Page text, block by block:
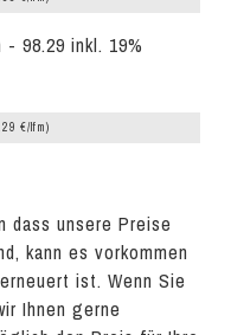
98.29 inkl. 19%
€/lfm)
dass unsere Preise
kann es vorkommen
ist. Wenn Sie
Ihnen gerne